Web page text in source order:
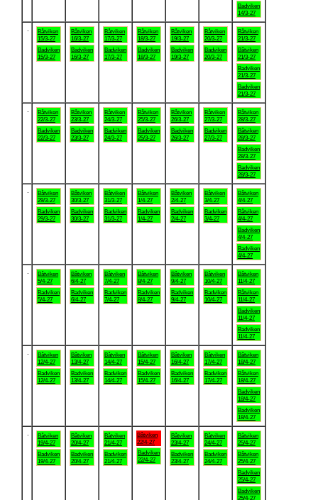
Badviken
14/3-27
Båtviken
15/3-27
Badviken
15/3-27
Båtviken
16/3-27
Badviken
16/3-27
Båtviken
17/3-27
Badviken
17/3-27
Båtviken
18/3-27
Badviken
18/3-27
Båtviken
19/3-27
Badviken
19/3-27
Båtviken
20/3-27
Badviken
20/3-27
Båtviken
21/3-27
Båtviken
21/3-27
Badviken
21/3-27
Badviken
21/3-27
Båtviken
22/3-27
Badviken
22/3-27
Båtviken
23/3-27
Badviken
23/3-27
Båtviken
24/3-27
Badviken
24/3-27
Båtviken
25/3-27
Badviken
25/3-27
Båtviken
26/3-27
Badviken
26/3-27
Båtviken
27/3-27
Badviken
27/3-27
Båtviken
28/3-27
Båtviken
28/3-27
Badviken
28/3-27
Badviken
28/3-27
Båtviken
29/3-27
Badviken
29/3-27
Båtviken
30/3-27
Badviken
30/3-27
Båtviken
31/3-27
Badviken
31/3-27
Båtviken
1/4-27
Badviken
1/4-27
Båtviken
2/4-27
Badviken
2/4-27
Båtviken
3/4-27
Badviken
3/4-27
Båtviken
4/4-27
Båtviken
4/4-27
Badviken
4/4-27
Badviken
4/4-27
Båtviken
5/4-27
Badviken
5/4-27
Båtviken
6/4-27
Badviken
6/4-27
Båtviken
7/4-27
Badviken
7/4-27
Båtviken
8/4-27
Badviken
8/4-27
Båtviken
9/4-27
Badviken
9/4-27
Båtviken
10/4-27
Badviken
10/4-27
Båtviken
11/4-27
Båtviken
11/4-27
Badviken
11/4-27
Badviken
11/4-27
Båtviken
12/4-27
Badviken
12/4-27
Båtviken
13/4-27
Badviken
13/4-27
Båtviken
14/4-27
Badviken
14/4-27
Båtviken
15/4-27
Badviken
15/4-27
Båtviken
16/4-27
Badviken
16/4-27
Båtviken
17/4-27
Badviken
17/4-27
Båtviken
18/4-27
Båtviken
18/4-27
Badviken
18/4-27
Badviken
18/4-27
Båtviken
19/4-27
Badviken
19/4-27
Båtviken
20/4-27
Badviken
20/4-27
Båtviken
21/4-27
Badviken
21/4-27
Båtviken
22/4-27
Badviken
22/4-27
Båtviken
23/4-27
Badviken
23/4-27
Båtviken
24/4-27
Badviken
24/4-27
Båtviken
25/4-27
Båtviken
25/4-27
Badviken
25/4-27
Badviken
25/4-27